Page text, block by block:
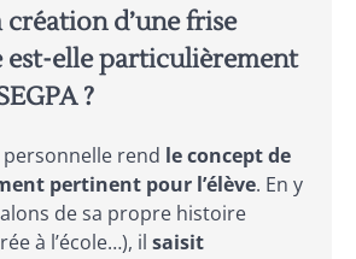
d’une frise
est-elle particulièrement
?
rend le concept de
pertinent pour l’élève. En y
de sa propre histoire
à l’école…), il saisit